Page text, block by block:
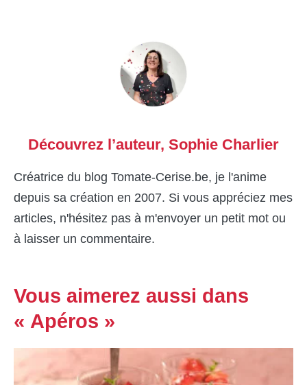
Découvrez l’auteur, Sophie Charlier
Créatrice du blog Tomate-Cerise.be, je l'anime
depuis sa création en 2007. Si vous appréciez mes
articles, n'hésitez pas à m'envoyer un petit mot ou
à laisser un commentaire.
Vous aimerez aussi dans
« Apéros »